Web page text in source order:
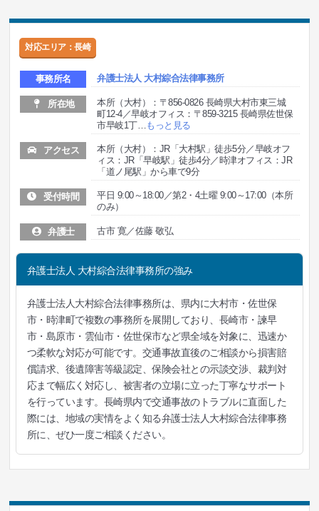
対応エリア：長崎
事務所名 弁護士法人 大村綜合法律事務所
所在地
本所（大村）：〒856-0826 長崎県大村市東三城
町12-4／早岐オフィス：〒859-3215 長崎県佐世保
市早岐1丁…もっと見る
アクセス
本所（大村）：JR「大村駅」徒歩5分／早岐オフ
ィス：JR「早岐駅」徒歩4分／時津オフィス：JR
「道ノ尾駅」から車で9分
受付時間
平日 9:00～18:00／第2・4土曜 9:00～17:00（本所
のみ）
弁護士 古市 寛／佐藤 敬弘
弁護士法人 大村綜合法律事務所の強み
弁護士法人大村綜合法律事務所は、県内に大村市・佐世保
市・時津町で複数の事務所を展開しており、長崎市・諫早
市・島原市・雲仙市・佐世保市など県全域を対象に、迅速か
つ柔軟な対応が可能です。交通事故直後のご相談から損害賠
償請求、後遺障害等級認定、保険会社との示談交渉、裁判対
応まで幅広く対応し、被害者の立場に立った丁寧なサポート
を行っています。長崎県内で交通事故のトラブルに直面した
際には、地域の実情をよく知る弁護士法人大村綜合法律事務
所に、ぜひ一度ご相談ください。